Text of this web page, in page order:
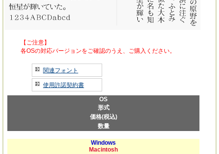
【ご注意】
各OSの対応バージョンをご確認のうえ、ご購入ください。
関連フォント
使用許諾契約書
OS
形式
価格(税込)
数量
Windows
Macintosh